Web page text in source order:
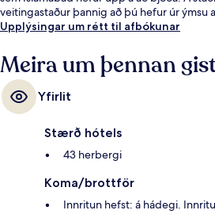
veitingastaður þannig að þú hefur úr ýmsu
Upplýsingar um rétt til afbókunar
Meira um þennan
Yfirlit
Stærð hótels
43 herbergi
Koma/brottför
Innritun hefst: á hádegi.